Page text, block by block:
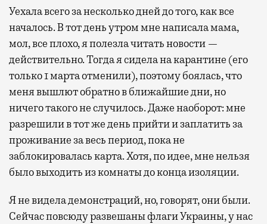
Уехала всего за несколько дней до того, как все
началось. В тот день утром мне написала мама,
мол, все плохо, я полезла читать новости —
действительно. Тогда я сидела на карантине (его
только 1 марта отменили), поэтому боялась, что
меня вышлют обратно в ближайшие дни, но
ничего такого не случилось. Даже наоборот: мне
разрешили в тот же день прийти и заплатить за
проживание за весь период, пока не
заблокировалась карта. Хотя, по идее, мне нельзя
было выходить из комнаты до конца изоляции.
Я не видела демонстраций, но, говорят, они были.
Сейчас повсюду развешаны флаги Украины, у нас